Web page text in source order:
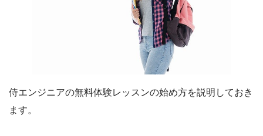
侍エンジニアの無料体験レッスンの始め方を説明しておき
ます。